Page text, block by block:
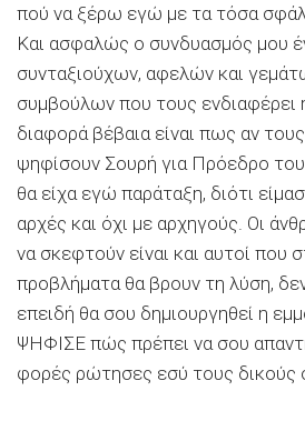
πού να ξέρω εγώ με τα τόσα
Και ασφαλώς ο συνδυασμός μου
συνταξιούχων, αφελών και
συμβούλων που τους ενδιαφέρει
διαφορά βέβαια είναι πως αν
ψηφίσουν Σουρή για Πρόεδρο
θα είχα εγώ παράταξη, διότι
αρχές και όχι με αρχηγούς. Οι
να σκεφτούν είναι και αυτοί που
προβλήματα θα βρουν τη λύση,
επειδή θα σου δημιουργηθεί η
ΨΗΦΙΣΕ πώς πρέπει να σου
φορές ρώτησες εσύ τους δικούς